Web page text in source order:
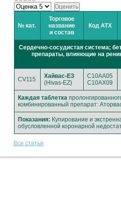
№ кат.
Торговое
название
и состав
Код АТХ
Сердечно-сосудистая система;
препараты, влияющие на
CV115
Хайвас-ЕЗ
(Hivas-EZ)
C10AA05
C10AX09
Каждая таблетка
комбинированный препарат:
Показания: Купирование и
обусловленной коронарной
Все статьи